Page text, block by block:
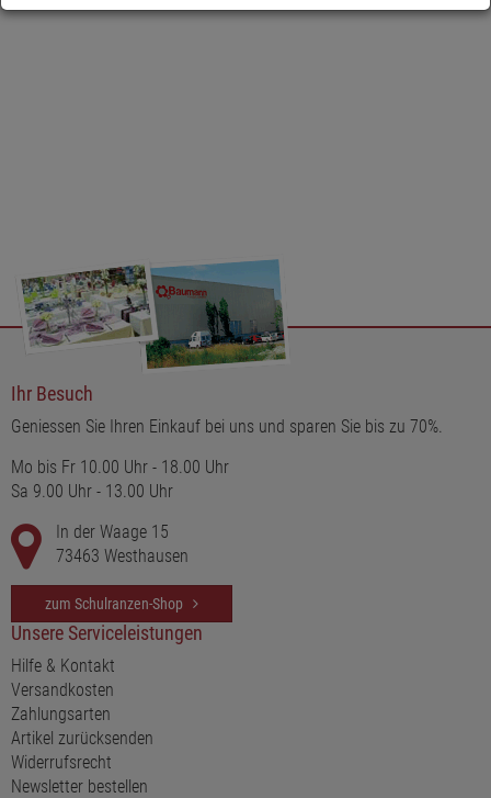
Gestaltung passen perfekt zu modernen und klassischen
Ihr Besuch
Geniessen Sie Ihren Einkauf bei uns und sparen Sie bis zu 70%.
Mo bis Fr 10.00 Uhr - 18.00 Uhr
Sa 9.00 Uhr - 13.00 Uhr
In der Waage 15
73463 Westhausen
zum Schulranzen-Shop
Unsere Serviceleistungen
Hilfe & Kontakt
Versandkosten
Zahlungsarten
Artikel zurücksenden
Widerrufsrecht
Newsletter bestellen